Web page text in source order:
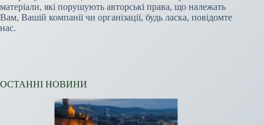
матеріали, які порушують авторські права, що належать
Вам, Вашій компанії чи організації, будь ласка, повідомте
нас.
ОСТАННІ НОВИНИ